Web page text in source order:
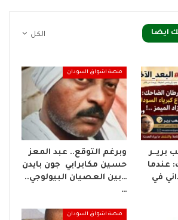
الكل ايضا
بريــر
عندما
في
منصة اشواق السودان
وبرغم التوقع.. عبد المعز
حسين مكابرابي جون بايدن
…بين العصيان البيولوجي..
…
منصة اشواق السودان